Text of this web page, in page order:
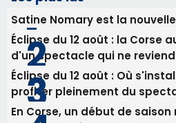
Tennis - Début ce week-
RCPV
31/07/2026 08:22
82ème anniversaire de la
Commandant Antoine de